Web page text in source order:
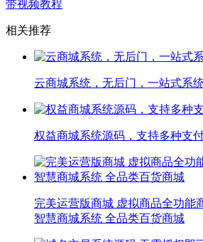
带视频教程
相关推荐
云商城系统，无后门，一站式系
权益商城系统源码，支持多种支
完美运营版商城 虚拟商品全功能
智慧商城系统 全品类百货商城